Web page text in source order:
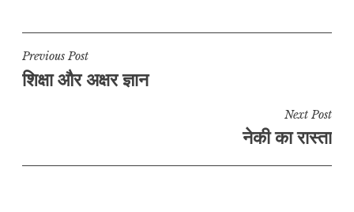
Post
navigation
Previous Post
शिक्षा और अक्षर ज्ञान
Next Post
नेकी का रास्ता